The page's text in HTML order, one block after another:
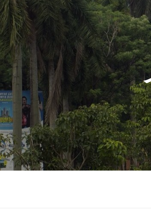
コ
ン
テ
ン
ツ
へ
キ
ッ
プ